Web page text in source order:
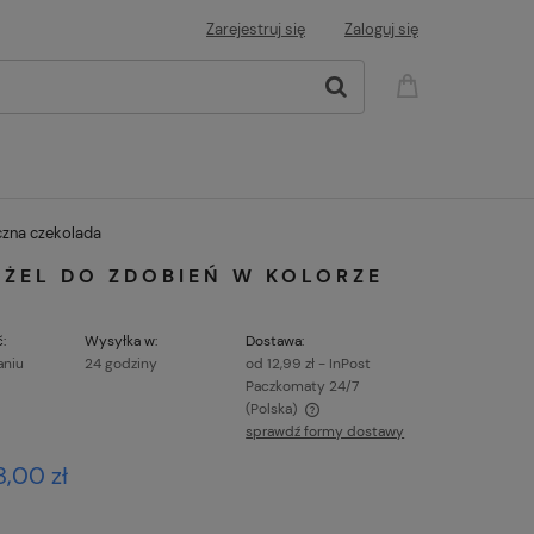
Zarejestruj się Zaloguj się
czekolada
DO ZDOBIEŃ W KOLORZE
Wysyłka w:
24 godziny
Dostawa:
od 12,99 zł - InPost
Paczkomaty 24/7
(Polska)
sprawdź formy dostawy
zł